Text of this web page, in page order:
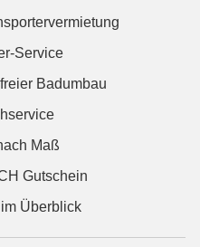
Service
Badumbau
Maß
Gutschein
Überblick